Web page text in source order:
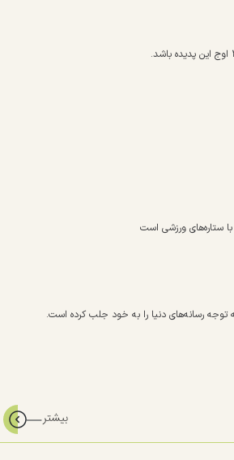
ستاره‌های ورزشی است
توجه رسانه‌های دنیا را به خود جلب کرده است.